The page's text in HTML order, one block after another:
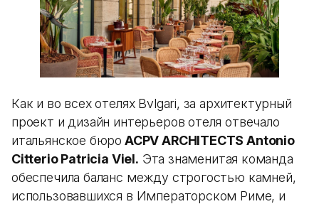
Как и во всех отелях Bvlgari, за архитектурный
проект и дизайн интерьеров отеля отвечало
итальянское бюро ACPV ARCHITECTS Antonio
Citterio Patricia Viel. Эта знаменитая команда
обеспечила баланс между строгостью камней,
использовавшихся в Императорском Риме, и